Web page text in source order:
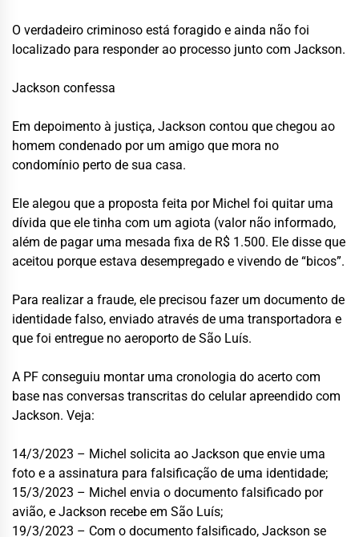
O verdadeiro criminoso está foragido e ainda não foi
localizado para responder ao processo junto com Jackson.
Jackson confessa
Em depoimento à justiça, Jackson contou que chegou ao
homem condenado por um amigo que mora no
condomínio perto de sua casa.
Ele alegou que a proposta feita por Michel foi quitar uma
dívida que ele tinha com um agiota (valor não informado,
além de pagar uma mesada fixa de R$ 1.500. Ele disse que
aceitou porque estava desempregado e vivendo de “bicos”.
Para realizar a fraude, ele precisou fazer um documento de
identidade falso, enviado através de uma transportadora e
que foi entregue no aeroporto de São Luís.
A PF conseguiu montar uma cronologia do acerto com
base nas conversas transcritas do celular apreendido com
Jackson. Veja:
14/3/2023 – Michel solicita ao Jackson que envie uma
foto e a assinatura para falsificação de uma identidade;
15/3/2023 – Michel envia o documento falsificado por
avião, e Jackson recebe em São Luís;
19/3/2023 – Com o documento falsificado, Jackson se